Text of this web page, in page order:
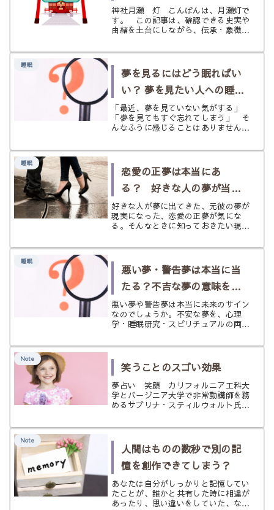
から祭祀へ――守りの文字
が、守りの神様になるまで
神社月瀬 灯 こんばんは、月瀬灯で
す。 この記事は、確認できる史実や
由緒を土台にしながら、伝承・象徴・
解いたものです。 定説ではない見方
つの読み物としてお楽しみくださ
い。 ...
睡眠
夢を見るにはどう眠ればい
い？ 夢を見たい人への睡眠
案内｜科学的にわかってい
るコツ
「最近、夢を見ていない気がする」
「夢を見てもすぐ忘れてしまう」 そ
んなふうに感じることはありません
あんまり夢を見ない。夢を見るにはど
な研究では、多くの人は眠っているあ
いだに...
睡眠
恋愛の正夢は本当にあ
る？ 好きな人の夢が当た
る理由と意味を考える
好きな人が夢に出てきた、元彼の夢が
現実になった、恋愛の正夢が気にな
る。そんなときに知っておきたい現実
運につなげる恋愛との向き合い方をや
睡眠
悪い夢・警告夢は本当に当
たる？不吉な夢の意味を現
実とスピリチュアルの両面
からやさしく解説
悪い夢や警告夢は本当に未来のサイン
なのでしょうか。不安な夢を、心理
学・睡眠研究・スピリチュアルの両面
なげる実践法も紹介します。
Note
笑うことのスゴい効果
夢占い 笑顔 カリフォルニア工科大
学とバージニア大学で非常勤講師を務
めるサブリナ・スティルウォルト氏
か？」を科学的に解説しています。
Surprising...
Note
人間はものの数秒で別の記
憶を創作できてしまう？
あなたは自分がしっかりと記憶してい
たことが、誰かと共有した時に相違が
あったり、思い違いをしていた、なん